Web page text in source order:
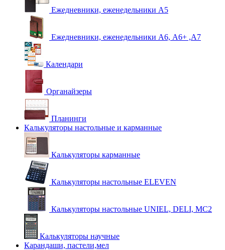
Ежедневники, еженедельники А5
Ежедневники, еженедельники А6, А6+ ,А7
Календари
Органайзеры
Планинги
Калькуляторы настольные и карманные
Калькуляторы карманные
Калькуляторы настольные ELEVEN
Калькуляторы настольные UNIEL, DELI, MC2
Калькуляторы научные
Карандаши, пастели,мел